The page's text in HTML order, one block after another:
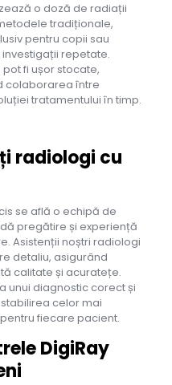
o doză de radiații
tradiționale,
pentru copii sau
repetate.
fi ușor stocate,
colaborarea între
tratamentului în timp.
radiologi cu
se află o echipă de
pregătire și experiență
Asistenții noștri radiologi
detaliu, asigurând
calitate și acuratețe.
unui diagnostic corect și
celor mai
fiecare pacient.
DigiRay